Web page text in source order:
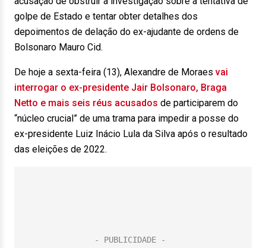
golpe de Estado e tentar obter detalhes dos
depoimentos de delação do ex-ajudante de ordens de
Bolsonaro Mauro Cid.
De hoje a sexta-feira (13), Alexandre de Moraes vai
interrogar o ex-presidente Jair Bolsonaro, Braga
Netto e mais seis réus acusados de participarem do
“núcleo crucial” de uma trama para impedir a posse do
ex-presidente Luiz Inácio Lula da Silva após o resultado
das eleições de 2022.